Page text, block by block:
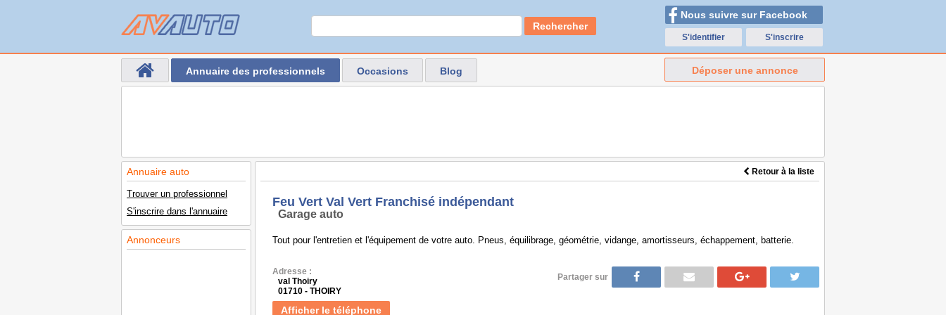
Rechercher
Nous suivre sur Facebook
S'identifier S'inscrire
Annuaire des professionnels Occasions Blog Déposer une annonce
Annuaire auto
Trouver un professionnel
S'inscrire dans l'annuaire
Annonceurs
Retour à la liste
Feu Vert Val Vert Franchisé indépendant
Garage auto
Tout pour l'entretien et l'équipement de votre auto. Pneus, équilibrage, géométrie, vidange, amortisseurs, échappement, batterie.
Adresse :
val Thoiry
01710 - THOIRY
Afficher le téléphone
Partager sur